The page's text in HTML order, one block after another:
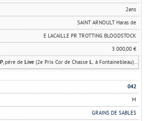
2ans
SAINT ARNOULT Haras de
E LACAILLE PR TROTTING BLOODSTOCK
3 000,00 €
, père deLive (2e Prix Cor de ChasseL. à Fontainebleau)...
042
M
GRAINS DE SABLES